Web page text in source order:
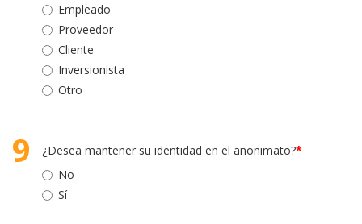
Empleado
Proveedor
Cliente
Inversionista
Otro
9 ¿Desea mantener su identidad en el anonimato?*
No
Sí